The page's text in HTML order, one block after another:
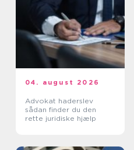
04. august 2026
Advokat haderslev
sådan finder du den
rette juridiske hjælp